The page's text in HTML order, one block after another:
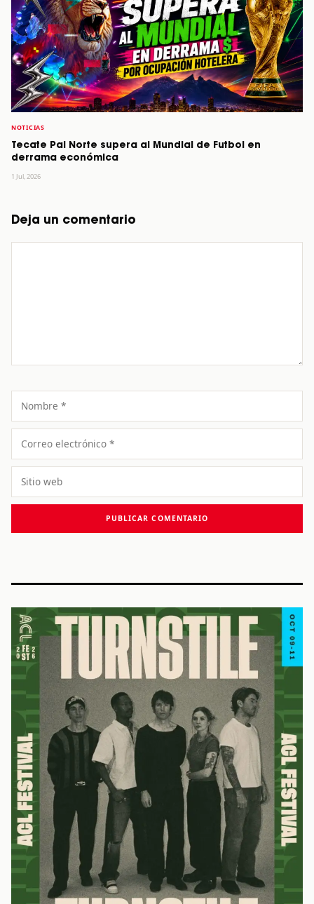
NOTICIAS
Tecate Pal Norte supera al Mundial de Futbol en
derrama económica
1 Jul, 2026
Deja un comentario
Nombre
Correo
electrónico
Sitio
web